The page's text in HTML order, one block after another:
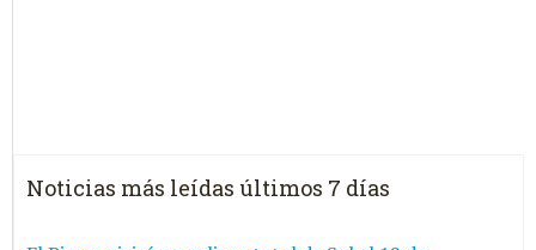
Noticias más leídas últimos 7 días